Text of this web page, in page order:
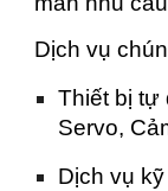
Dịch vụ
Thiết bị tự
Servo,
Dịch vụ